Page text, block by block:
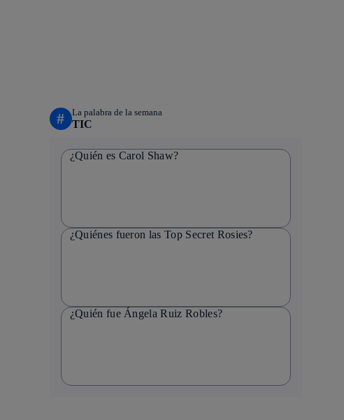
# La palabra de la semana
TIC
¿Quién es Carol Shaw?
¿Quiénes fueron las Top Secret Rosies?
¿Quién fue Ángela Ruiz Robles?